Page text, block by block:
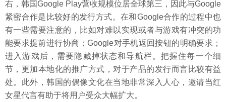
右，韩国Google Play营收规模位居全球第三，因此与Google
紧密合作是比较好的发行方式。在和Google合作的过程中也
有一些需要注意的，比如对难以实现或者与游戏有冲突的功
能要求提前进行协商；Google对手机返回按钮的明确要求；
进入游戏后，需要隐藏掉状态和导航栏。把握住每一个细
节，更加本地化的推广方式，对于产品的发行而言比较有益
处。此外，韩国的偶像文化在当地非常深入人心，邀请当红
女星代言有助于将用户受众大幅扩大。